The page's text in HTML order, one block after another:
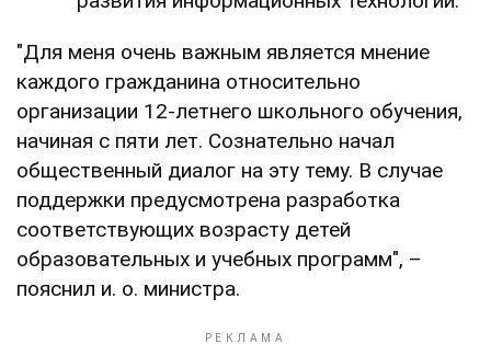
"Для меня очень важным является мнение
каждого гражданина относительно
организации 12-летнего школьного обучения,
начиная с пяти лет. Сознательно начал
общественный диалог на эту тему. В случае
поддержки предусмотрена разработка
соответствующих возрасту детей
образовательных и учебных программ", –
пояснил и. о. министра.